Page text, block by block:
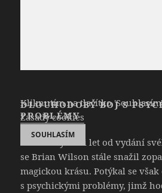
Kliknutím na tlačítko
Zásady cookies
SOUHLASÍM
DLOUHODOBÝ BOJ S
PROBLÉMY
Během čtyřiceti let od vydání
se Brian Wilson stále snažil
magickou krásu. Potýkal se
s psychickými problémy, jimž